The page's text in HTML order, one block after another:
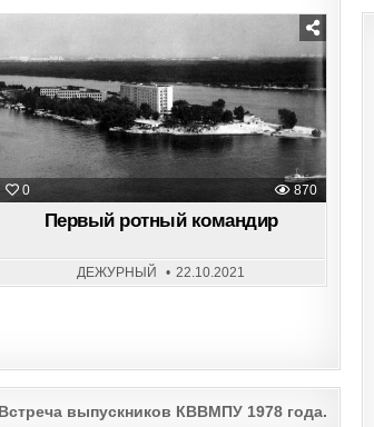
0 870
Posted
in
Первый ротный командир
ДЕЖУРНЫЙ 22.10.2021
Встреча выпускников КВВМПУ 1978 года.